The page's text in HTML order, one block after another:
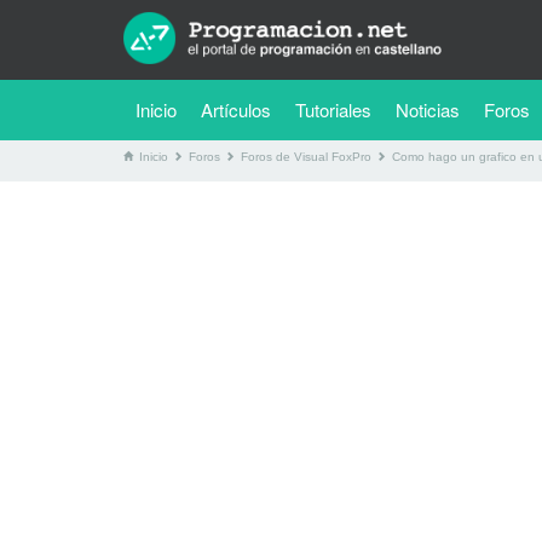
Inicio Artículos Tutoriales (current)
Noticias Foros
Inicio Foros Foros de Visual FoxPro Como hago un grafico en